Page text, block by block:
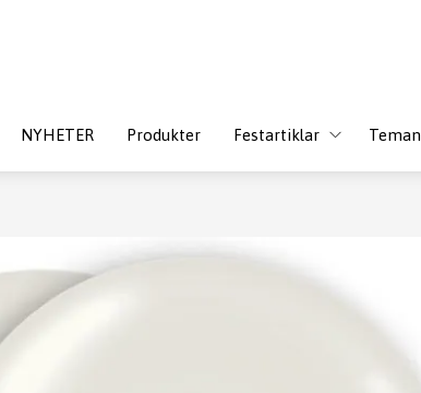
NYHETER Produkter Festartiklar Teman